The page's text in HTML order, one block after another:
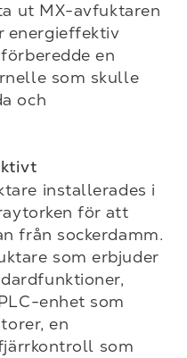
ut MX-avfuktaren
energieffektiv
en
som skulle
och
installerades i
för att
från sockerdamm.
som erbjuder
enhet som
en
som